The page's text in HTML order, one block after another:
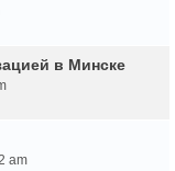
в Минске
am